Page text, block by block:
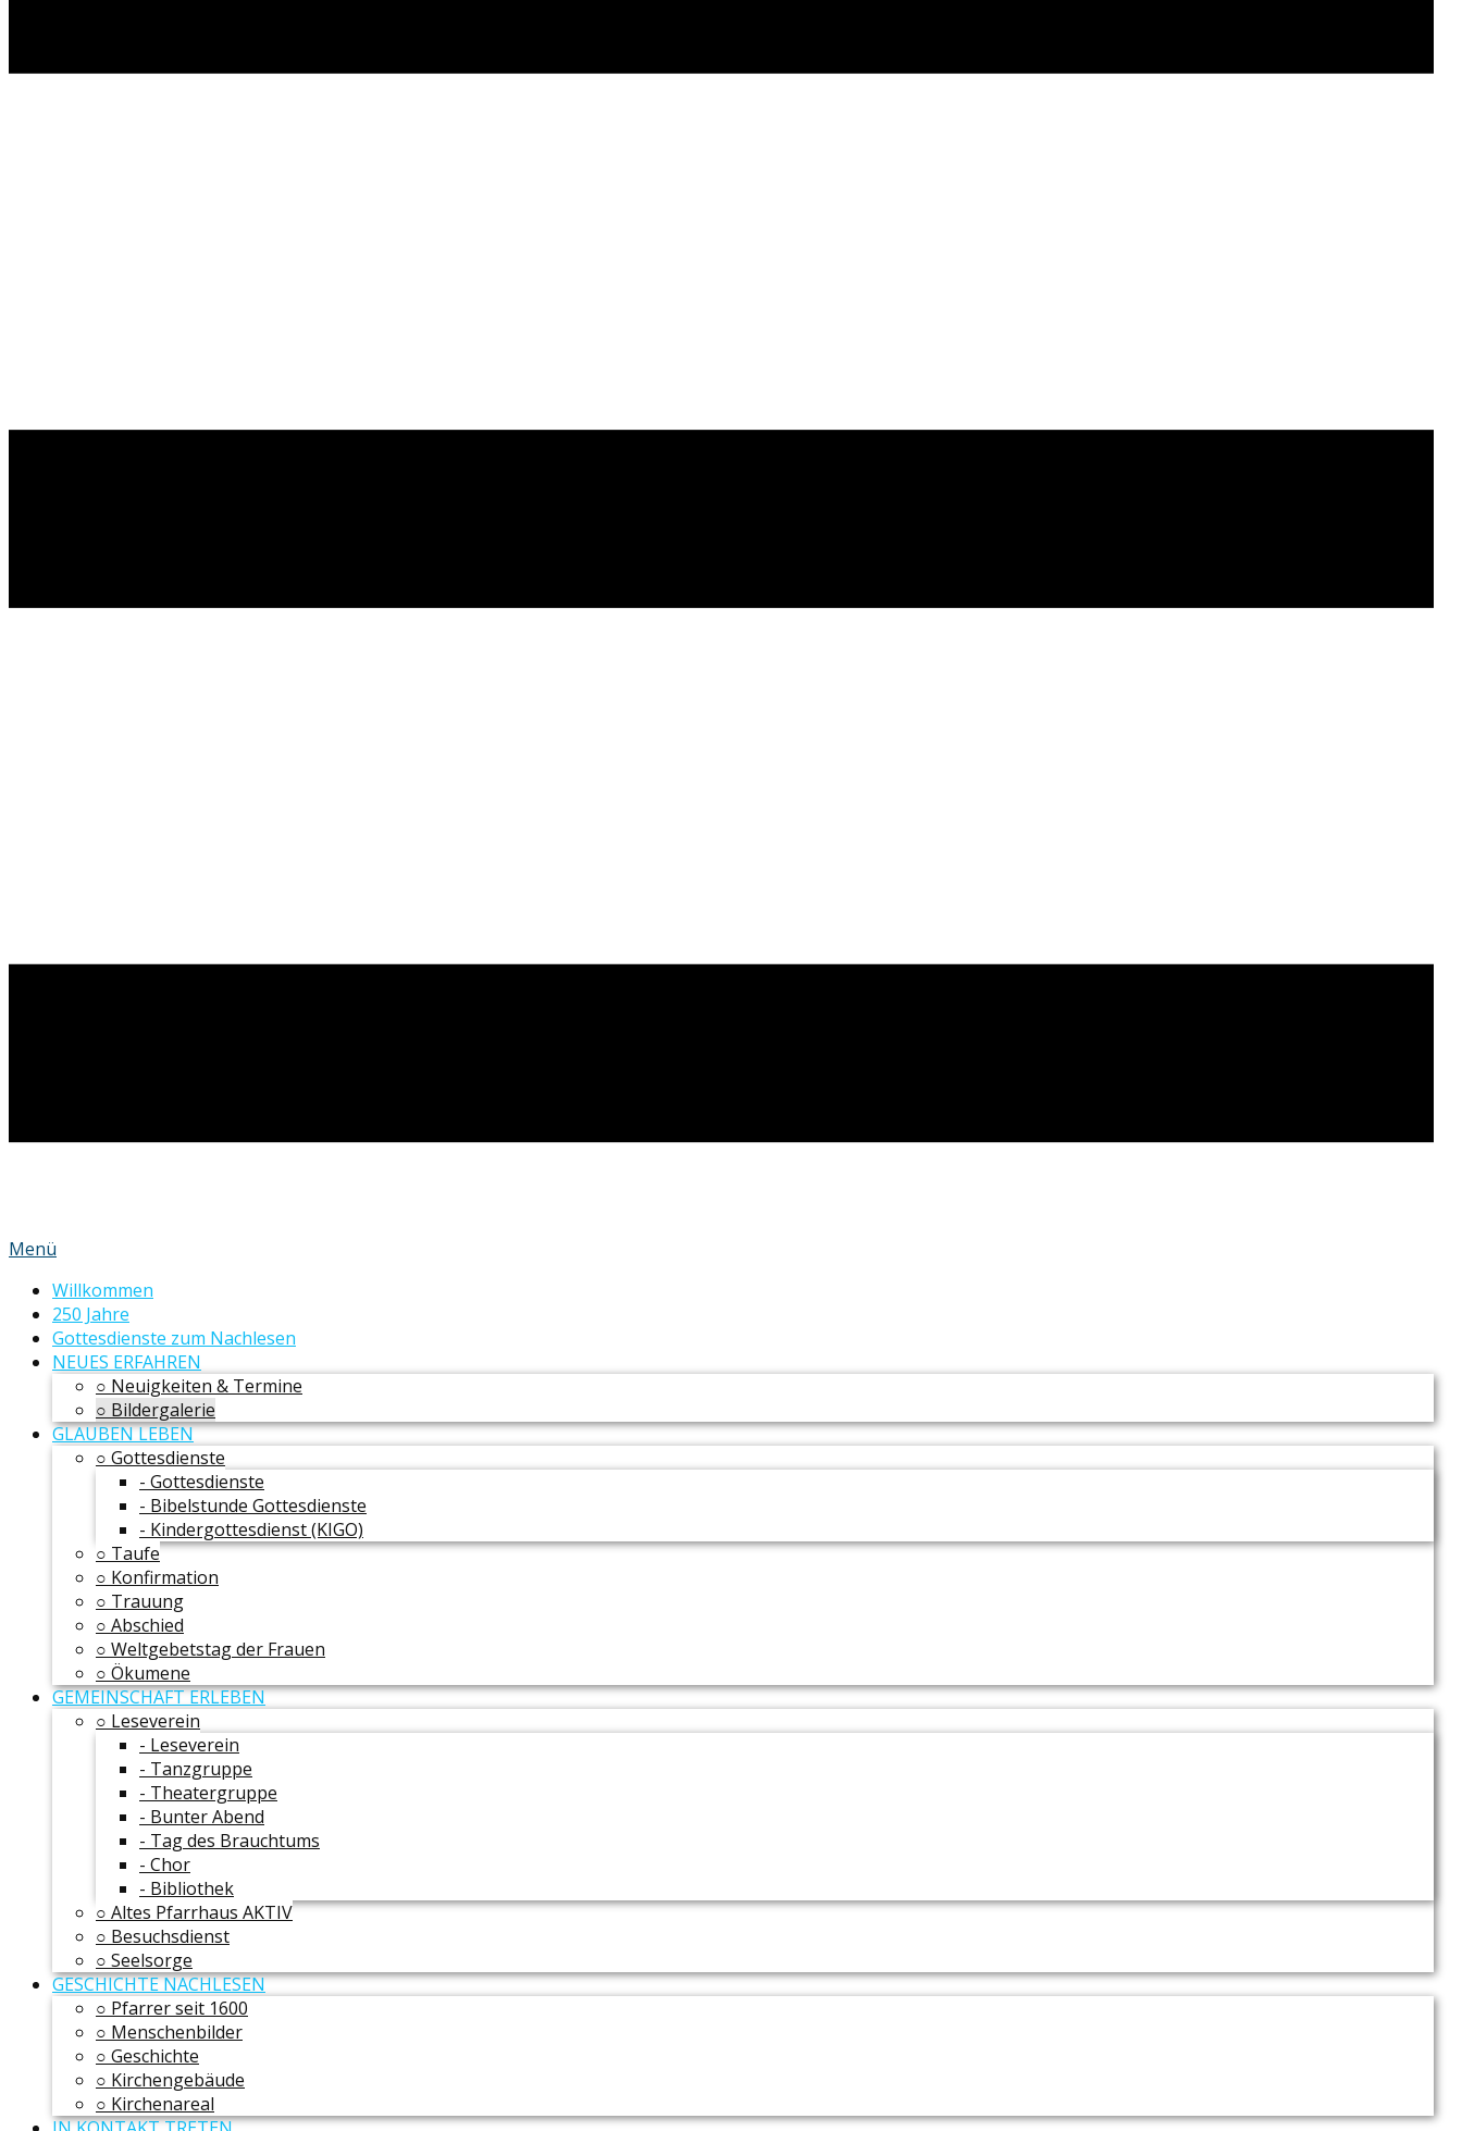
Menü
Willkommen
250 Jahre
Gottesdienste zum Nachlesen
NEUES ERFAHREN
○ Neuigkeiten & Termine
○ Bildergalerie
GLAUBEN LEBEN
○ Gottesdienste
- Gottesdienste
- Bibelstunde Gottesdienste
- Kindergottesdienst (KIGO)
○ Taufe
○ Konfirmation
○ Trauung
○ Abschied
○ Weltgebetstag der Frauen
○ Ökumene
GEMEINSCHAFT ERLEBEN
○ Leseverein
- Leseverein
- Tanzgruppe
- Theatergruppe
- Bunter Abend
- Tag des Brauchtums
- Chor
- Bibliothek
○ Altes Pfarrhaus AKTIV
○ Besuchsdienst
○ Seelsorge
GESCHICHTE NACHLESEN
○ Pfarrer seit 1600
○ Menschenbilder
○ Geschichte
○ Kirchengebäude
○ Kirchenareal